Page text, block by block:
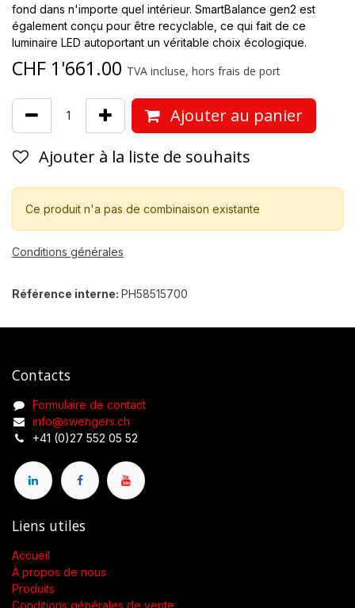
fond dans n'importe quel intérieur. SmartBalance gen2 est
également conçu pour être recyclable, ce qui fait de ce
luminaire LED autoportant un véritable choix écologique.
CHF 1'661.00 TVA incluse, hors frais de port
Ajouter au panier
Ajouter à la liste de souhaits
Ce produit n'a pas de combinaison existante
Conditions générales
Référence interne: PH58515700
Contacts
Formulaire de contact
info@swengers.ch
+41 (0)27 552 05 52
Liens utiles
Accueil
À propos de nous
Produits
Conditions générales de vente